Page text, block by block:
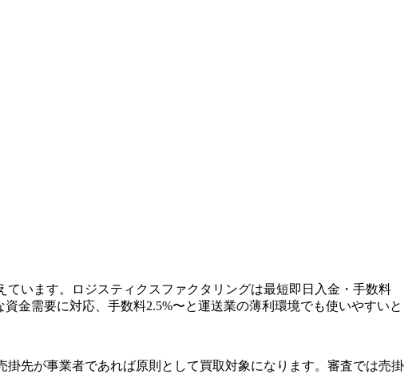
います。ロジスティクスファクタリングは最短即日入金・手数料
金需要に対応、手数料2.5%〜と運送業の薄利環境でも使いやすいと
先が事業者であれば原則として買取対象になります。審査では売掛